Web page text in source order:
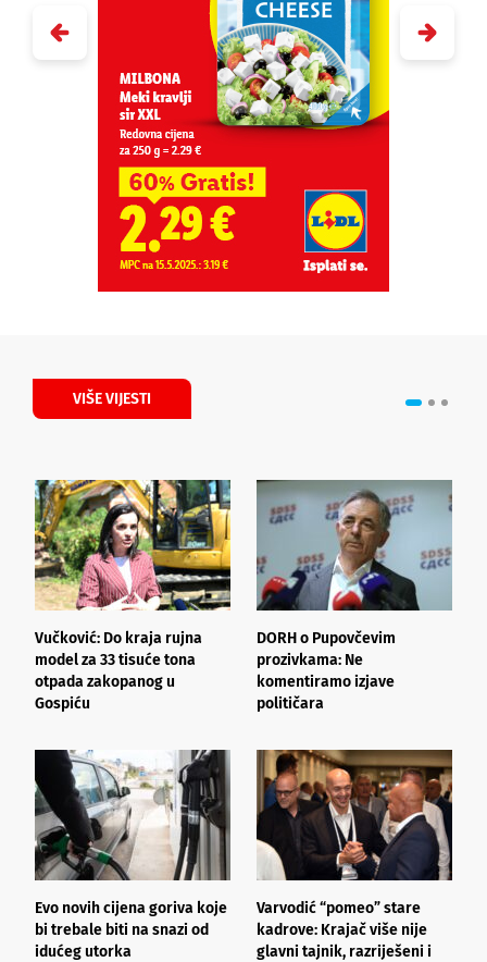
VIŠE VIJESTI
Vučković: Do kraja rujna
model za 33 tisuće tona
otpada zakopanog u
Gospiću
DORH o Pupovčevim
prozivkama: Ne
komentiramo izjave
političara
Evo novih cijena goriva koje
bi trebale biti na snazi od
idućeg utorka
Varvodić “pomeo” stare
kadrove: Krajač više nije
glavni tajnik, razriješeni i